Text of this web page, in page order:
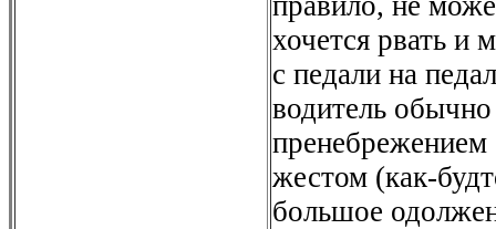
хочется рвать и
с педали на
водитель
жестом (как-
большое